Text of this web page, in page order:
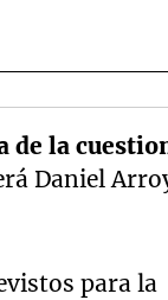
de la
Daniel
para la